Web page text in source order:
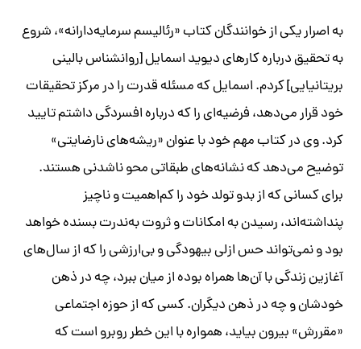
به اصرار یکی از خوانندگان کتاب «رئالیسم سرمایه‌دارانه»، شروع
به تحقیق درباره کارهای دیوید اسمایل [روانشناس بالینی
بریتانیایی] کردم. اسمایل که مسئله‌ قدرت را در مرکز تحقیقات
خود قرار می‌دهد، فرضیه‌ای را که درباره افسردگی داشتم تایید
کرد. وی در کتاب مهم خود با عنوان «ریشه‌های نارضایتی»
توضیح می‌دهد که نشانه‌های طبقاتی محو ناشدنی هستند.
برای کسانی که از بدو تولد خود را کم‌اهمیت و ناچیز
پنداشته‌اند، رسیدن به امکانات و ثروت به‌ندرت بسنده خواهد
بود و نمی‌تواند حس ازلی بیهودگی و بی‌ارزشی را که از سال‌های
آغازین زندگی با آن‌ها همراه بوده از میان ببرد، چه در ذهن
خودشان و چه در ذهن دیگران. کسی که از حوزه اجتماعی
«مقررش» بیرون بیاید، همواره با این خطر روبرو است که